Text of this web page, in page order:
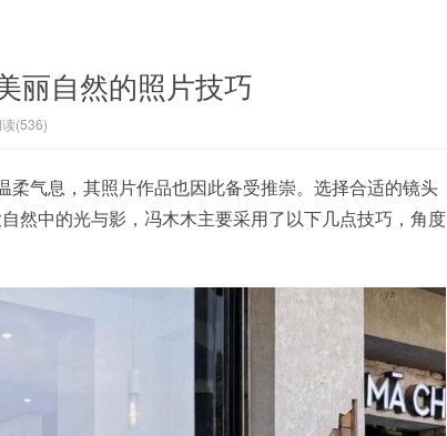
丽自然的照片技巧
读(536)
气息，其照片作品也因此备受推崇。选择合适的镜头
然中的光与影，冯木木主要采用了以下几点技巧，角度